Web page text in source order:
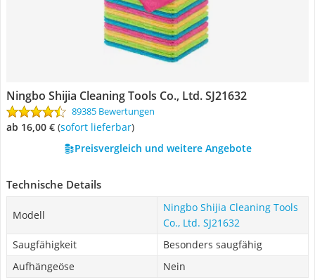
Ningbo Shijia Cleaning Tools Co., Ltd. SJ21632
89385 Bewertungen
ab 16,00 € ( Sofort lieferbar)
Preisvergleich und weitere Angebote
Technische Details
Modell
Ningbo Shijia Cleaning Tools
Co., Ltd. SJ21632
Saugfähigkeit
Besonders saugfähig
Aufhängeöse
Nein